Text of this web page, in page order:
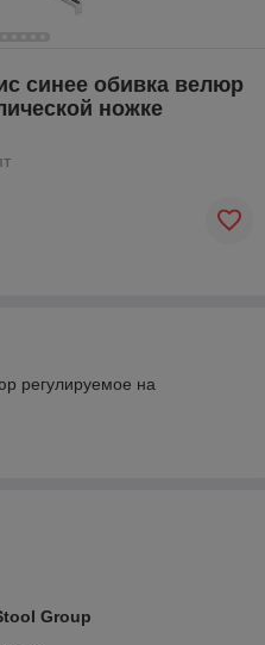
синее обивка велюр
ножке
регулируемое на
Group